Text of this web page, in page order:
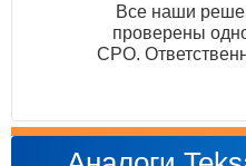
Все наши
проверены
СРО.